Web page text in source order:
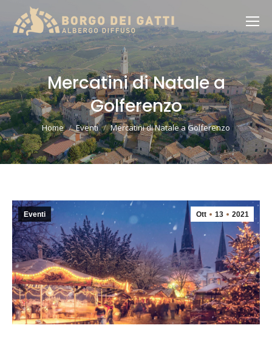
Mercatini di Natale a
Golferenzo
You are here:
Home Eventi Mercatini di Natale a Golferenzo
Ott 13 2021
Eventi